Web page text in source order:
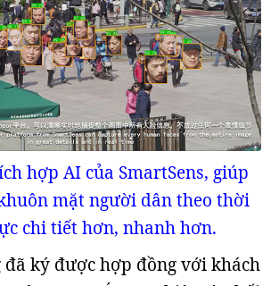
hợp AI của SmartSens, giúp
mặt người dân theo thời
chi tiết hơn, nhanh hơn.
đã ký được hợp đồng với khách